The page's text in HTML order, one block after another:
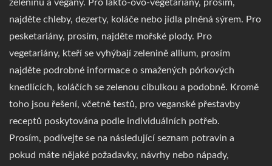
zeleninu a vegany. Pro lakto-ovo-vegetariány, prosím,
najděte chleby, dezerty, koláče nebo jídla plněná sýrem. Pro
pesketariány, prosím, najděte mořské plody. Pro
vegetariány, kteří se vyhýbají zelenině allium, prosím
najděte podrobné informace o smažených pórkových
knedlících, koláčích se zelenou cibulkou a podobně. Kromě
toho jsou řešení, včetně testů, pro veganské přestavby
receptů poskytována podle individuálních potřeb.
Prosím, podívejte se na následující seznam potravin a
pokud máte nějaké požadavky, návrhy nebo nápady,